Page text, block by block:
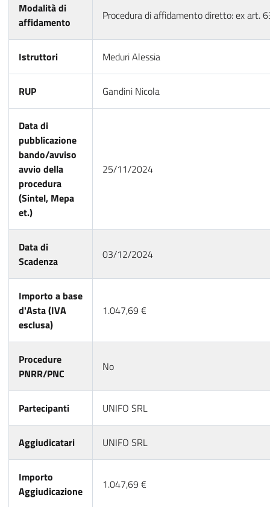
Modalità di
affidamento
Procedura di affidamento diretto: ex art.
Istruttori Meduri Alessia
RUP Gandini Nicola
Data di
pubblicazione
bando/avviso
avvio della
procedura
(Sintel, Mepa
et.)
25/11/2024
Data di
Scadenza
03/12/2024
Importo a base
d'Asta (IVA
esclusa)
1.047,69 €
Procedure
PNRR/PNC
No
Partecipanti UNIFO SRL
Aggiudicatari UNIFO SRL
Importo
Aggiudicazione
1.047,69 €